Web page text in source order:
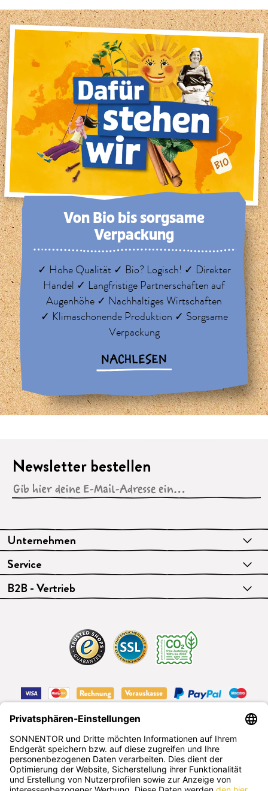
Von Bio bis sorg­same
Verpackung
✓ Hohe Qualität ✓ Bio? Logisch! ✓ Direkter
Handel ✓ Langfristige Partnerschaften auf
Augenhöhe ✓ Nachhaltiges Wirtschaften
✓ Klimaschonende Produktion ✓ Sorgsame
Verpackung
NACHLESEN
Unternehmen
Service
B2B - Vertrieb
Newsletter bestellen
Deutsch